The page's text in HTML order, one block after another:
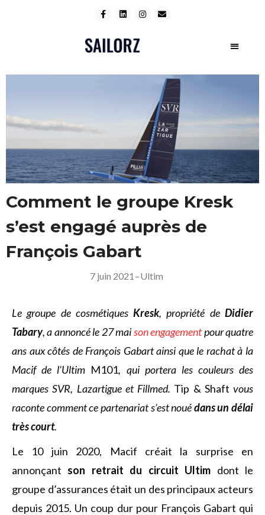
Comment le groupe Kresk
s’est engagé auprès de
François Gabart
7 juin 2021 –Ultim
Le groupe de cosmétiquesKresk, propriété deDidier
Tabary, a annoncé le 27 maison engagementpour quatre
ans aux côtés de François Gabart ainsi que le rachat à la
Macif de l’Ultim M101, qui portera les couleurs des
marques SVR, Lazartigue et Fillmed. Tip & Shaft vous
raconte comment ce partenariat s’est nouédans un délai
très court.
Le 10 juin 2020, Macif créait la surprise en
annonçant son retrait du circuit Ultim dont le
groupe d’assurances était un des principaux acteurs
depuis 2015. Un coup dur pour François Gabart qui